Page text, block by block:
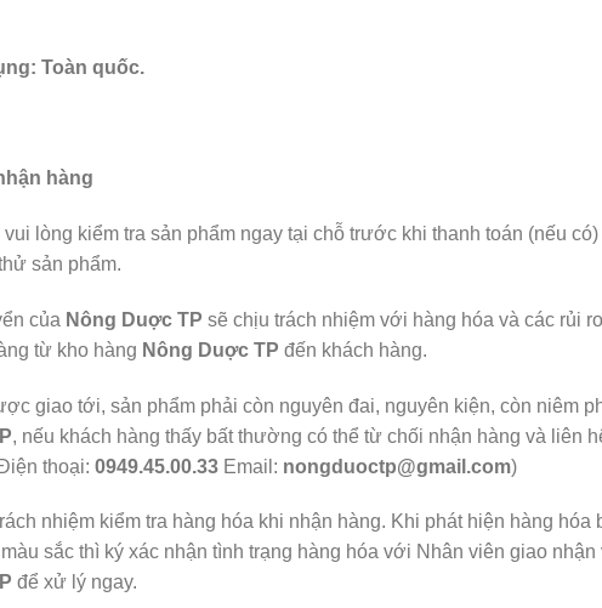
Toàn quốc.
hàng
lòng kiểm tra sản phẩm ngay tại chỗ trước khi thanh toán (nếu
sản phẩm.
của Nông Duợc TP sẽ chịu trách nhiệm với hàng hóa và các rủi
từ kho hàng Nông Duợc TP đến khách hàng.
giao tới, sản phẩm phải còn nguyên đai, nguyên kiện, còn niêm
, nếu khách hàng thấy bất thường có thể từ chối nhận hàng và liên
thoại: 0949.45.00.33 Email: nongduoctp@gmail.com)
nhiệm kiểm tra hàng hóa khi nhận hàng. Khi phát hiện hàng
sắc thì ký xác nhận tình trạng hàng hóa với Nhân viên giao
để xử lý ngay.